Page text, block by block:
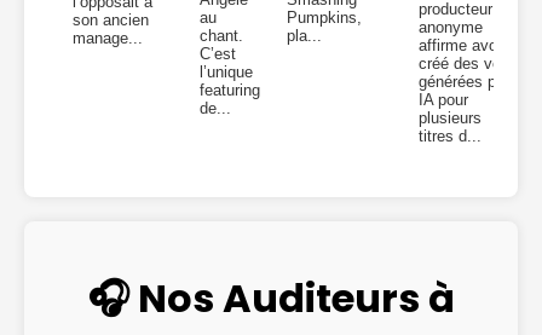
son ancien
manage...
au
chant.
C’est
l’unique
featuring
de...
Pumpkins,
pla...
producteur
anonyme
affirme avoir
créé des voix
générées par
IA pour
plusieurs
titres d...
🎧 Nos Auditeurs à